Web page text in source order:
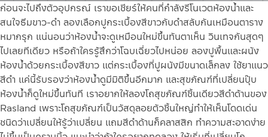
ก่อนจะไปถึงตัวอุปกรณ์ เราขอเชียร์ให้คนที่กำลังรีโนเวตห้องน้ำและ
สนใจธีมขาว-ดำ ลองเลือกปูกระเบื้องสีขาวกับดำสลับกันเหมือนตาราง
หมากรุก แน่นอนว่าห้องน้ำจะดูเหมือนใหม่ขึ้นทันตาเห็น วินเทจกันสุดๆ
ไปเลยทีเดียว หรือถ้าใครรู้สึกว่าโฉบเฉี่ยวไปหน่อย ลองปูพื้นและผนัง
ห้องน้ำด้วยกระเบื้องสีขาว แต่กระเบื้องที่ปูผนังมีขนาดเล็กลง ใช้ยาแนว
สีดำ แค่นี้รับรองว่าห้องน้ำดูมีมิติขึ้นอีกมาก และสุขภัณฑ์ที่เปลี่ยนปุ๊บ
ห้องน้ำก็ดูใหม่ขึ้นทันที เราอยากให้ลองโถสุขภัณฑ์ชิ้นเดียวสีดำด้านของ
Rasland เพราะโถสุขภัณฑ์เป็นวัสดุลอยตัวชิ้นใหญ่ทำให้เห็นโดดเด่น
ชนิดว่าเปลี่ยนให้รู้ว่าเปลี่ยน แถมสีดำด้านก็คลาสสิก ทำความสะอาดง่าย